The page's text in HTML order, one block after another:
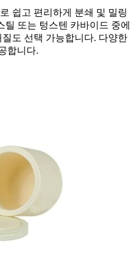
쉽고 편리하게 분쇄 및 밀링
틸 또는 텅스텐 카바이드 중에
도 선택 가능합니다. 다양한
합니다.